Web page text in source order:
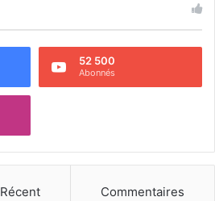
52 500
Abonnés
Récent Commentaires